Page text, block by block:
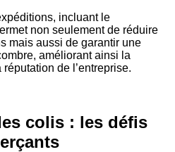
incluant le
non seulement de réduire
mais aussi de garantir une
améliorant ainsi la
de l’entreprise.
colis : les défis